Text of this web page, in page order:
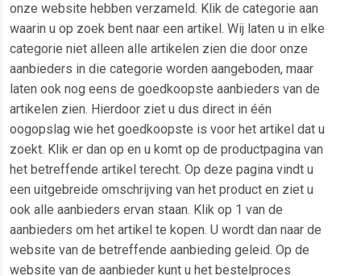
onze website hebben verzameld. Klik de categorie aan
waarin u op zoek bent naar een artikel. Wij laten u in elke
categorie niet alleen alle artikelen zien die door onze
aanbieders in die categorie worden aangeboden, maar
laten ook nog eens de goedkoopste aanbieders van de
artikelen zien. Hierdoor ziet u dus direct in één
oogopslag wie het goedkoopste is voor het artikel dat u
zoekt. Klik er dan op en u komt op de productpagina van
het betreffende artikel terecht. Op deze pagina vindt u
een uitgebreide omschrijving van het product en ziet u
ook alle aanbieders ervan staan. Klik op 1 van de
aanbieders om het artikel te kopen. U wordt dan naar de
website van de betreffende aanbieding geleid. Op de
website van de aanbieder kunt u het bestelproces